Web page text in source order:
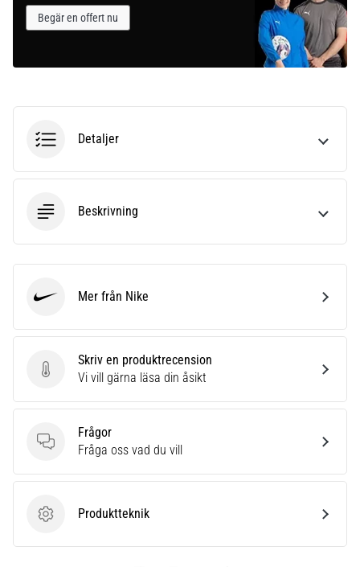
Begär en offert nu
Detaljer
Beskrivning
Skriv en produktrecension
Skriv en produktrecension
Vi vill gärna läsa din åsikt
Frågor
Frågor
Fråga oss vad du vill
ProduktteknikProduktteknik
Mer från Nike